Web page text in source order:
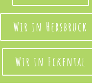
Wir in Hersbruck
Wir in Eckental